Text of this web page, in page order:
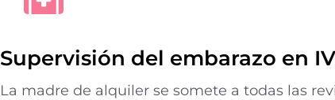
Supervisión del embarazo en
La madre de alquiler se somete a todas las